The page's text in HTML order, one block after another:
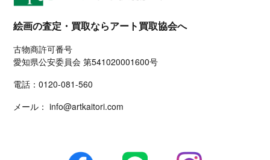
絵画の査定・買取ならアート買取協会へ
古物商許可番号
愛知県公安委員会 第541020001600号
電話：0120-081-560
メール： info@artkaitori.com